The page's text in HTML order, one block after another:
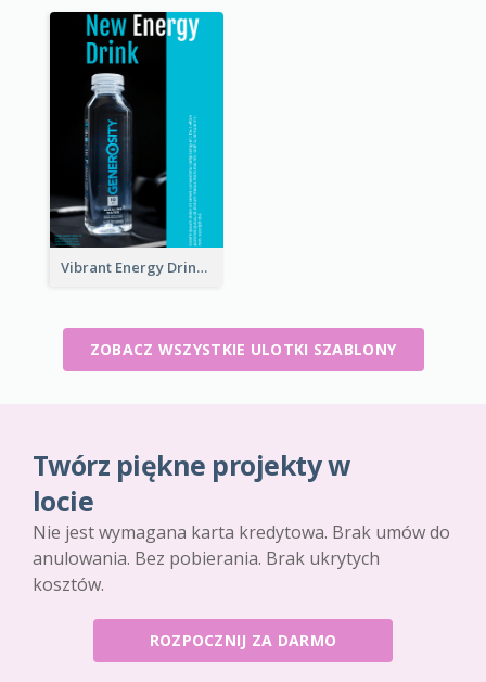
Vibrant Energy Drink Flyer
ZOBACZ WSZYSTKIE ULOTKI SZABLONY
Twórz piękne projekty w
locie
Nie jest wymagana karta kredytowa. Brak umów do
anulowania. Bez pobierania. Brak ukrytych
kosztów.
ROZPOCZNIJ ZA DARMO